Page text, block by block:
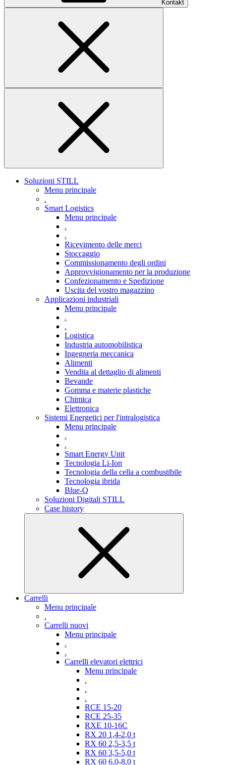
Kontakt
Soluzioni STILL
Menu principale
.
Smart Logistics
Menu principale
.
.
Ricevimento delle merci
Stoccaggio
Commissionamento degli ordini
Approvvigionamento per la produzione
Confezionamento e Spedizione
Uscita del vostro magazzino
Applicazioni industriali
Menu principale
.
.
Logistica
Industria automobilistica
Ingegneria meccanica
Alimenti
Vendita al dettaglio di alimenti
Bevande
Gomma e materie plastiche
Chimica
Elettronica
Sistemi Energetici per l'intralogistica
Menu principale
.
.
Smart Energy Unit
Tecnologia Li-Ion
Tecnologia della cella a combustibile
Tecnologia ibrida
Blue-Q
Soluzioni Digitali STILL
Case history
Carrelli
Menu principale
.
Carrelli nuovi
Menu principale
.
.
Carrelli elevatori elettrici
Menu principale
.
.
.
RCE 15-20
RCE 25-35
RXE 10-16C
RX 20 1,4-2,0 t
RX 60 2,5-3,5 t
RX 60 3,5-5,0 t
RX 60 6,0-8,0 t